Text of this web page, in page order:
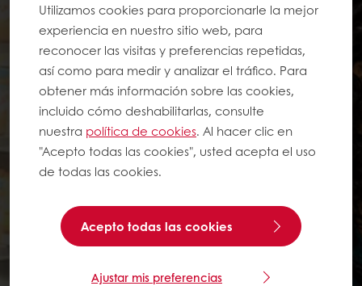
Utilizamos cookies para proporcionarle la mejor
experiencia en nuestro sitio web, para
reconocer las visitas y preferencias repetidas,
así como para medir y analizar el tráfico. Para
obtener más información sobre las cookies,
incluido cómo deshabilitarlas, consulte
nuestra política de cookies. Al hacer clic en
"Acepto todas las cookies", usted acepta el uso
de todas las cookies.
Acepto todas las cookies
Ajustar mis preferencias